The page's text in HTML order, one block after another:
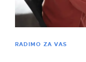
RADIMO ZA VAS